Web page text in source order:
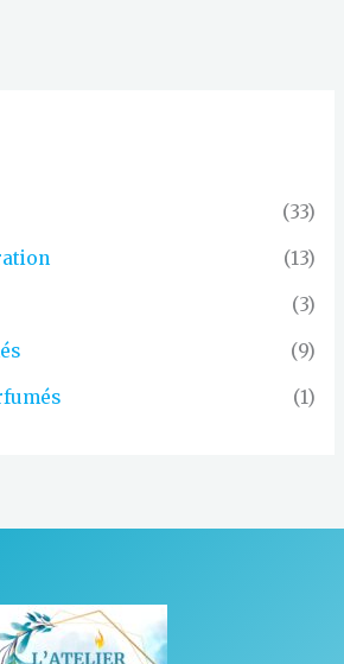
(33)
(13)
(3)
(9)
(1)